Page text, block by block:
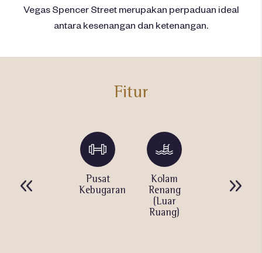
Vegas Spencer Street merupakan perpaduan ideal
antara kesenangan dan ketenangan.
Fitur
Komputer
dengan
Pusat
Kebugaran
Kolam
Renang
(Luar
Ruang)
Penyewaan
Film